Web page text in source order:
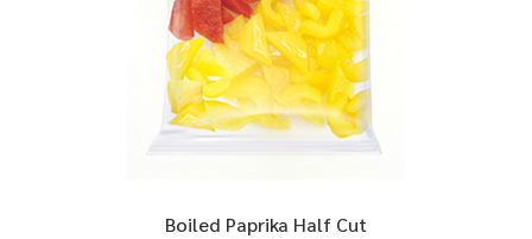
Boiled Paprika Half Cut